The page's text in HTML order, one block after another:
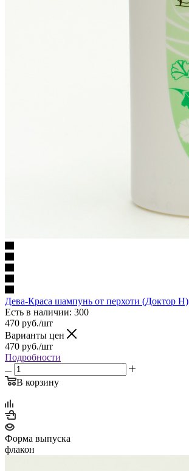
Дева-Краса шампунь от перхоти (Доктор Н)
Есть в наличии: 300
470 руб./шт
Варианты цен
470 руб./шт
Подробности
В корзину
Форма выпуска
флакон